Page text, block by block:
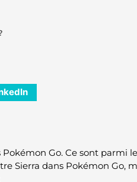
Go. Ce sont parmi
Sierra dans Pokémon Go,